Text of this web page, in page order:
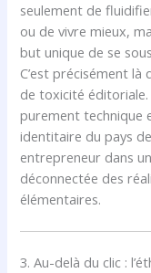
seulement de
ou de vivre mieux,
but unique de se
C’est précisément
de toxicité
purement technique
identitaire du pays
entrepreneur dans
déconnectée des
élémentaires.
3. Au-delà du clic :